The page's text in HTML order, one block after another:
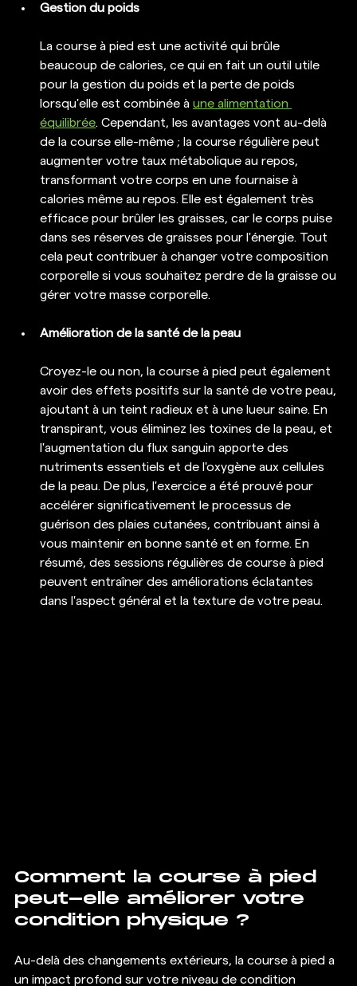
Gestion du poids
La course à pied est une activité qui brûle
beaucoup de calories, ce qui en fait un outil utile
pour la gestion du poids et la perte de poids
lorsqu'elle est combinée à une alimentation
équilibrée. Cependant, les avantages vont au-delà
de la course elle-même ; la course régulière peut
augmenter votre taux métabolique au repos,
transformant votre corps en une fournaise à
calories même au repos. Elle est également très
efficace pour brûler les graisses, car le corps puise
dans ses réserves de graisses pour l'énergie. Tout
cela peut contribuer à changer votre composition
corporelle si vous souhaitez perdre de la graisse ou
gérer votre masse corporelle.
Amélioration de la santé de la peau
Croyez-le ou non, la course à pied peut également
avoir des effets positifs sur la santé de votre peau,
ajoutant à un teint radieux et à une lueur saine. En
transpirant, vous éliminez les toxines de la peau, et
l'augmentation du flux sanguin apporte des
nutriments essentiels et de l'oxygène aux cellules
de la peau. De plus, l'exercice a été prouvé pour
accélérer significativement le processus de
guérison des plaies cutanées, contribuant ainsi à
vous maintenir en bonne santé et en forme. En
résumé, des sessions régulières de course à pied
peuvent entraîner des améliorations éclatantes
dans l'aspect général et la texture de votre peau.
Comment la course à pied
peut-elle améliorer votre
condition physique ?
Au-delà des changements extérieurs, la course à pied a
un impact profond sur votre niveau de condition